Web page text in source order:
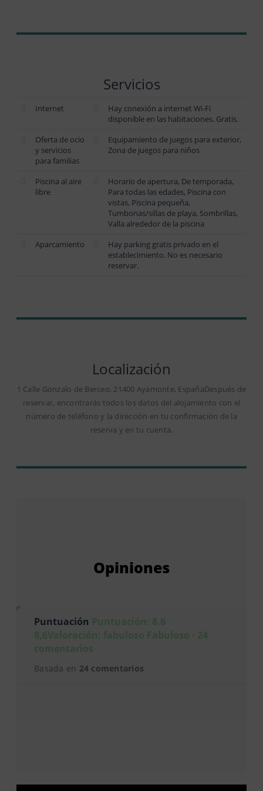
Servicios
Internet
Hay conexión a internet Wi-Fi
disponible en las habitaciones. Gratis.
Oferta de ocio
y servicios
para familias
Equipamiento de juegos para exterior,
Zona de juegos para niños
Piscina al aire
libre
Horario de apertura, De temporada,
Para todas las edades, Piscina con
vistas, Piscina pequeña,
Tumbonas/sillas de playa, Sombrillas,
Valla alrededor de la piscina
Aparcamiento
Hay parking gratis privado en el
establecimiento. No es necesario
reservar.
Localización
1 Calle Gonzalo de Berceo, 21400 Ayamonte, EspañaDespués de
reservar, encontrarás todos los datos del alojamiento con el
número de teléfono y la dirección en tu confirmación de la
reserva y en tu cuenta.
Opiniones
Puntuación Puntuación: 8.6
8,6Valoración: fabuloso Fabuloso · 24
comentarios
Basada en 24 comentarios